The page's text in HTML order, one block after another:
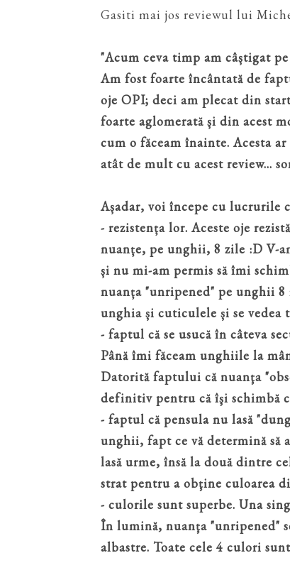
Gasiti mai jos reviewul lui
"Acum ceva timp am câștigat
Am fost foarte încântată de
oje OPI; deci am plecat din
foarte aglomerată și din acest
cum o făceam înainte. Acesta
atât de mult cu acest review...
Așadar, voi începe cu lucrurile
- rezistența lor. Aceste oje
nuanțe, pe unghii, 8 zile :D V-
și nu mi-am permis să îmi
nuanța "unripened" pe unghii 8
unghia și cuticulele și se vedea
- faptul că se usucă în câteva
Până îmi făceam unghiile la
Datorită faptului că nuanţa
definitiv pentru că îşi schimbă
- faptul că pensula nu lasă
unghii, fapt ce vă determină să
lasă urme, însă la două dintre
strat pentru a obţine culoarea
- culorile sunt superbe. Una
În lumină, nuanţa "unripened"
albastre. Toate cele 4 culori